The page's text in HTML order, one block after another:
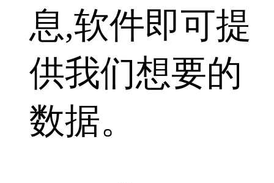
息,软件即可提
供我们想要的
数据。